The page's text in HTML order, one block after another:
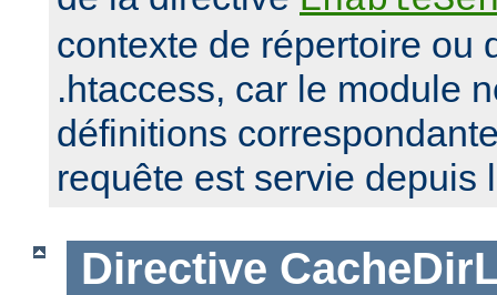
contexte de répertoire ou
.htaccess, car le module
définitions
requête est servie depuis
Directive